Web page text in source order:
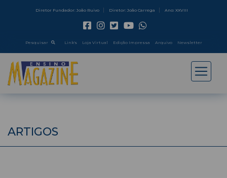
Diretor Fundador: João Ruivo Diretor: João Carrega Ano: XXVIII
Pesquisar Link's Loja Virtual Edição Impressa Arquivo Newsletter
ARTIGOS